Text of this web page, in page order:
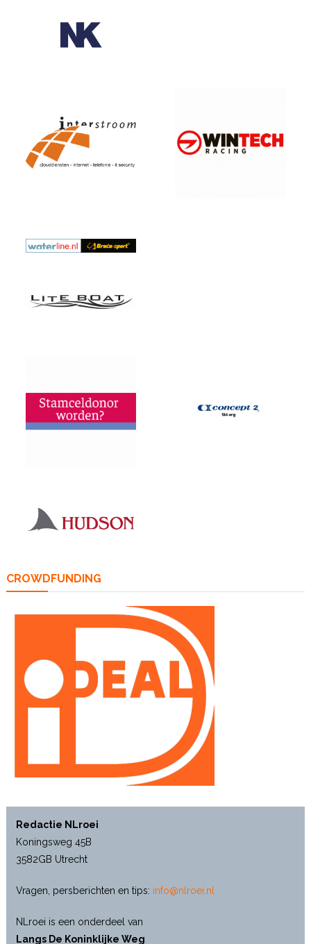
CROWDFUNDING
Redactie NLroei
Koningsweg 45B
3582GB Utrecht
Vragen, persberichten en tips: info@nlroei.nl
NLroei is een onderdeel van
Langs De Koninklijke Weg